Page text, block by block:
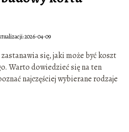
2026-04-09
się, jaki może być koszt
Warto dowiedzieć się na ten
najczęściej wybierane rodzaje